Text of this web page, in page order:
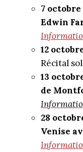
7
Edwin
12
Récital
13
de
28
Venise